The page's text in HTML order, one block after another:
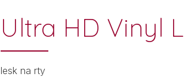
Ultra HD Vinyl
lesk na rty